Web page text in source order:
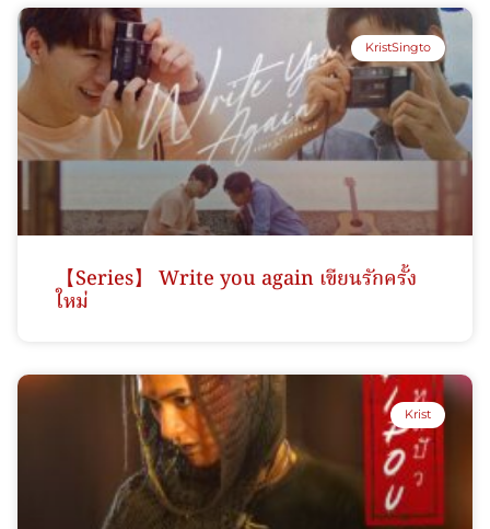
KristSingto
【Series】 Write you again เขียนรักครั้ง
ใหม่
Krist